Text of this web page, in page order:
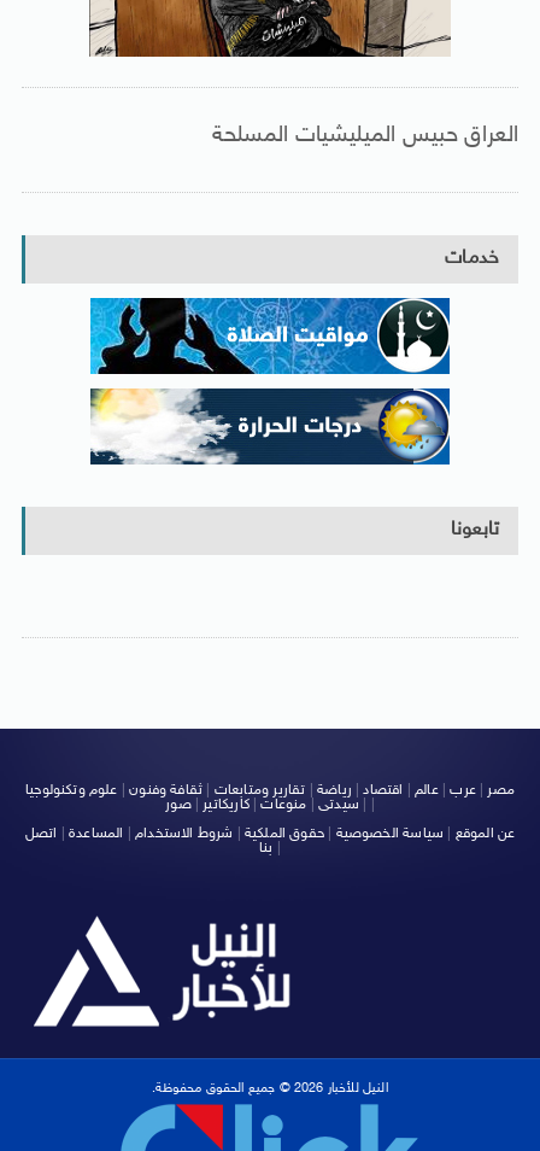
العراق حبيس الميليشيات المسلحة
خدمات
تابعونا
مصر |عرب|عالم| اقتصاد| رياضة تقارير ومتابعات ثقافة وفنون| علوم وتكنولوجيا
سيدتى| منوعات|كاريكاتير |صور
عن الموقع
سياسة الخصوصية حقوق الملكية شروط الاستخدام المساعدة
اتصل
بنا
النيل للأخبار 2026 © جميع الحقوق محفوظة.